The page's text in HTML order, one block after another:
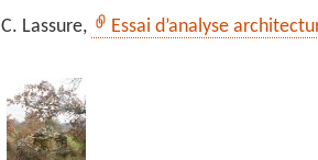
C. Lassure, Essai d’analyse